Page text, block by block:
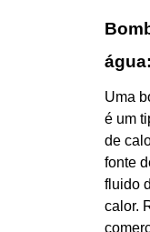
água:
Uma
é um
de
fonte
fluido
calor.